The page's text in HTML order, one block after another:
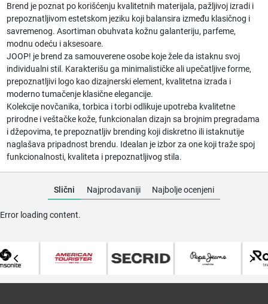
Brend je poznat po korišćenju kvalitetnih materijala, pažljivoj izradi i
prepoznatljivom estetskom jeziku koji balansira između klasičnog i
savremenog. Asortiman obuhvata kožnu galanteriju, parfeme,
modnu odeću i aksesoare.
JOOP! je brend za samouverene osobe koje žele da istaknu svoj
individualni stil. Karakterišu ga minimalističke ali upečatljive forme,
prepoznatljivi logo kao dizajnerski element, kvalitetna izrada i
moderno tumačenje klasične elegancije.
Kolekcije novčanika, torbica i torbi odlikuje upotreba kvalitetne
prirodne i veštačke kože, funkcionalan dizajn sa brojnim pregradama
i džepovima, te prepoznatljiv brending koji diskretno ili istaknutije
naglašava pripadnost brendu. Idealan je izbor za one koji traže spoj
funkcionalnosti, kvaliteta i prepoznatljivog stila.
Slični Najprodavaniji Najbolje ocenjeni
Error loading content.